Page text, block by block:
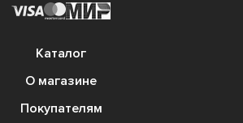
Каталог
О магазине
Покупателям